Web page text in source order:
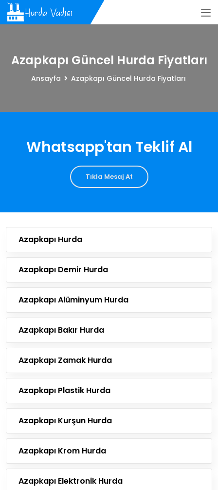
Azapkapı Güncel Hurda Fiyatları
Ansayfa Azapkapı Güncel Hurda Fiyatları
Whatsapp'tan Teklif Al
Tıkla Mesaj At
Azapkapı Hurda
Azapkapı Demir Hurda
Azapkapı Alüminyum Hurda
Azapkapı Bakır Hurda
Azapkapı Zamak Hurda
Azapkapı Plastik Hurda
Azapkapı Kurşun Hurda
Azapkapı Krom Hurda
Azapkapı Elektronik Hurda